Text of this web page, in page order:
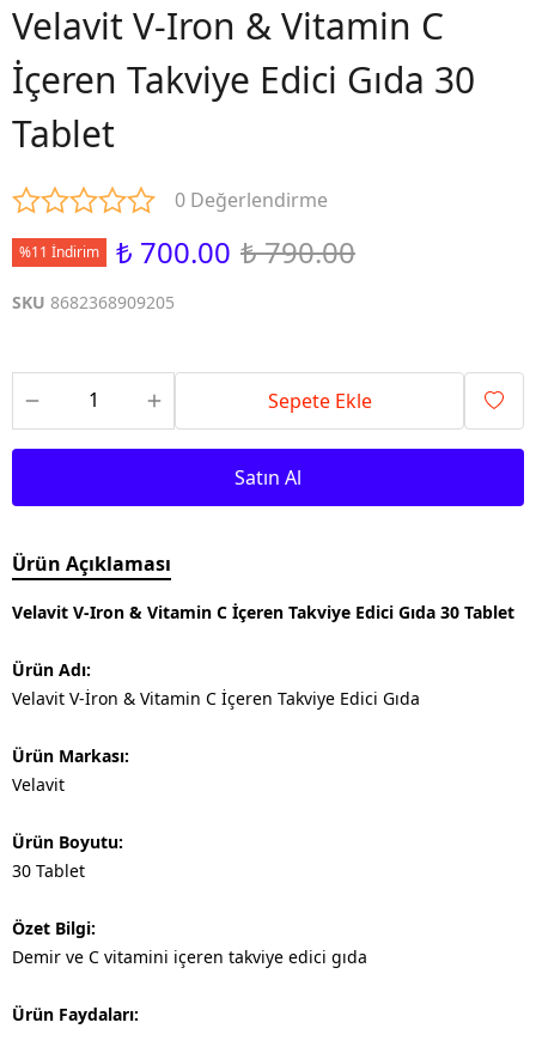
Velavit V-Iron & Vitamin C
İçeren Takviye Edici Gıda 30
Tablet
0 Değerlendirme
%11 İndirim ₺ 700.00 ₺ 790.00
SKU 8682368909205
Sepete Ekle
Satın Al
Ürün Açıklaması
Velavit V-Iron & Vitamin C İçeren Takviye Edici Gıda 30 Tablet
Ürün Adı:
Velavit V-İron & Vitamin C İçeren Takviye Edici Gıda
Ürün Markası:
Velavit
Ürün Boyutu:
30 Tablet
Özet Bilgi:
Demir ve C vitamini içeren takviye edici gıda
Ürün Faydaları: